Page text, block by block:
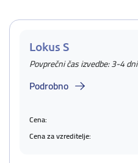
Lokus S
Povprečni čas izvedbe: 3-4 dni
Podrobno
Cena:
Cena za vzreditelje: